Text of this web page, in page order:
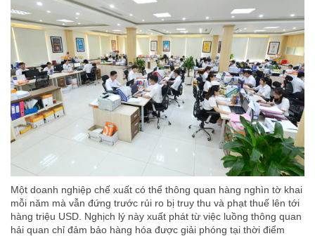
Một doanh nghiệp chế xuất có thể thông quan hàng nghìn tờ khai
mỗi năm mà vẫn đứng trước rủi ro bị truy thu và phạt thuế lên tới
hàng triệu USD. Nghịch lý này xuất phát từ việc luồng thông quan
hải quan chỉ đảm bảo hàng hóa được giải phóng tại thời điểm